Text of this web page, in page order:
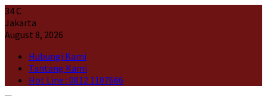
34C
Jakarta
August 8, 2026
Hubungi Kami
Tantang Kami
Hot Line : 0812 1107666